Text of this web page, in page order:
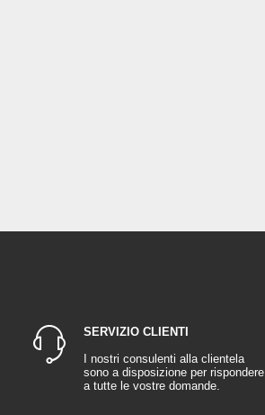
SERVIZIO CLIENTI
I nostri consulenti alla clientela
sono a disposizione per rispondere
a tutte le vostre domande.